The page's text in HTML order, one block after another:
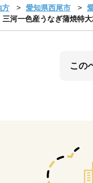
方 愛知県西尾市
三河一色産うなぎ蒲焼特
この